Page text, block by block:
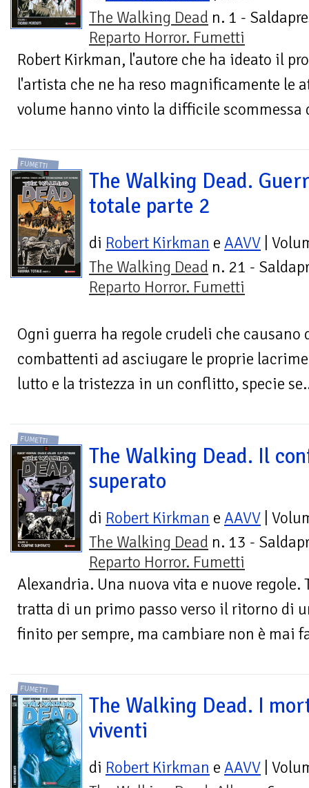
The Walking Dead n. 1 -
Reparto Horror. Fumetti
Robert Kirkman, l'autore che ha ideato il
l'artista che ne ha reso magnificamente le
volume hanno vinto la difficile scommessa
FUMETTI
The Walking Dead.
totale parte 2
di Robert Kirkman e AAVV |
The Walking Dead n. 21 -
Reparto Horror. Fumetti
Ogni guerra ha regole crudeli che causano
combattenti ad asciugare le proprie
lutto e la tristezza in un conflitto, specie
FUMETTI
The Walking Dead. Il
superato
di Robert Kirkman e AAVV |
The Walking Dead n. 13 -
Reparto Horror. Fumetti
Alexandria. Una nuova vita e nuove regole.
tratta di un primo passo verso il ritorno di
finito per sempre, ma cambiare non è mai
FUMETTI
The Walking Dead. I
viventi
di Robert Kirkman e AAVV |